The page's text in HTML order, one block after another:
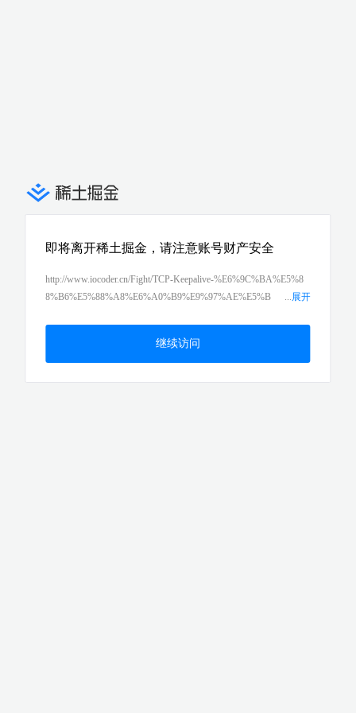
即将离开稀土掘金，请注意账号财产安全
展开
http://www.iocoder.cn/Fight/TCP-Keepalive-%E6%9C%BA%E5%8
8%B6%E5%88%A8%E6%A0%B9%E9%97%AE%E5%B
继续访问